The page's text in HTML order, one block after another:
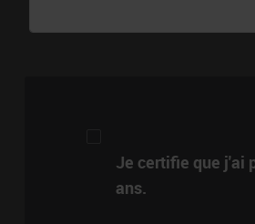
Je certifie que j'ai
ans.